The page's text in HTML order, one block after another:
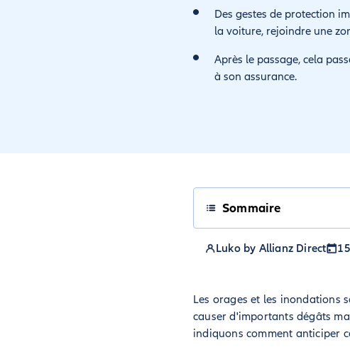
Des gestes de protection
la voiture, rejoindre une
Après le passage, cela
à son assurance.
Sommaire
Luko by Allianz Direct
Les orages et les inondations
causer d'importants dégâts
indiquons comment anticiper